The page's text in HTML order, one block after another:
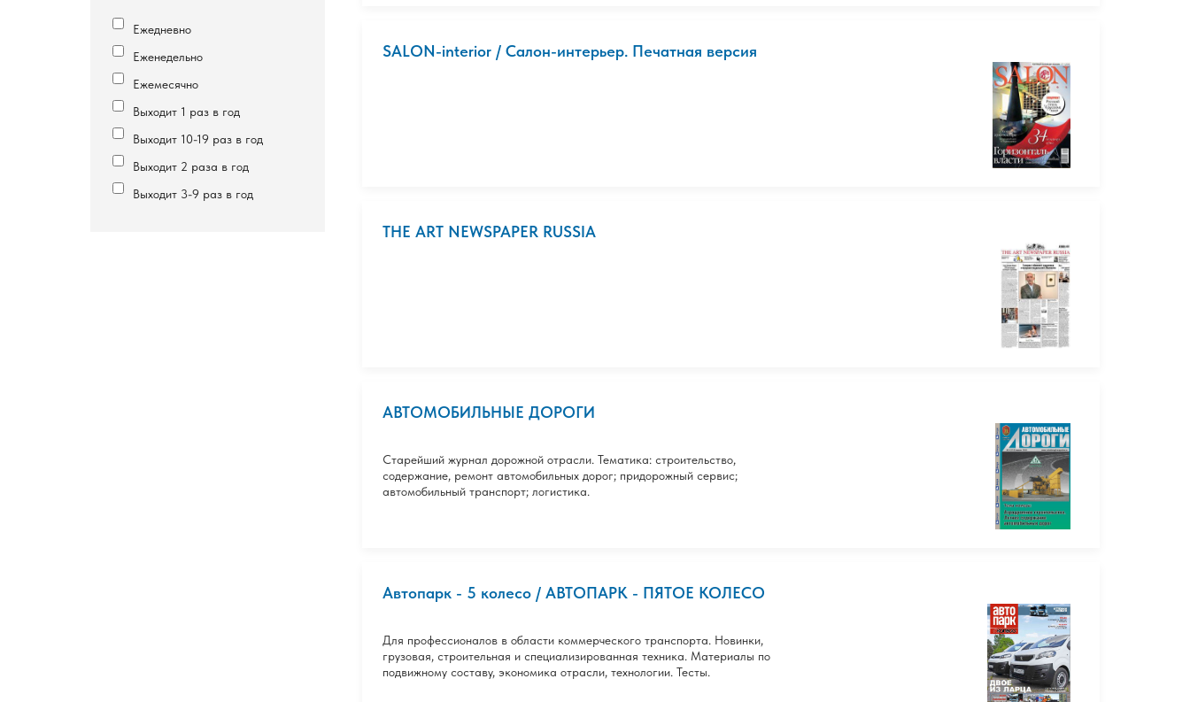
Ежедневно
Еженедельно
Ежемесячно
Выходит 1 раз в год
Выходит 10-19 раз в год
Выходит 2 раза в год
Выходит 3-9 раз в год
SALON-interior / Салон-интерьер. Печатная версия
THE ART NEWSPAPER RUSSIA
АВТОМОБИЛЬНЫЕ ДОРОГИ
Старейший журнал дорожной отрасли. Тематика: строительство,
содержание, ремонт автомобильных дорог; придорожный сервис;
автомобильный транспорт; логистика.
Автопарк - 5 колесо / АВТОПАРК - ПЯТОЕ КОЛЕСО
Для профессионалов в области коммерческого транспорта. Новинки,
грузовая, строительная и специализированная техника. Материалы по
подвижному составу, экономика отрасли, технологии. Тесты.